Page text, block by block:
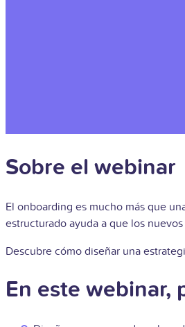
Sobre el webinar
El onboarding es mucho más que
estructurado ayuda a que los
Descubre cómo diseñar una
En este webinar,